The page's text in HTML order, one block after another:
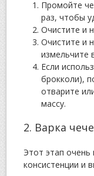
Промойте
раз, чтобы
Очистите и
Очистите и
измельчите
Если
брокколи),
отварите
массу.
2. Варка
Этот этап
консистенции и